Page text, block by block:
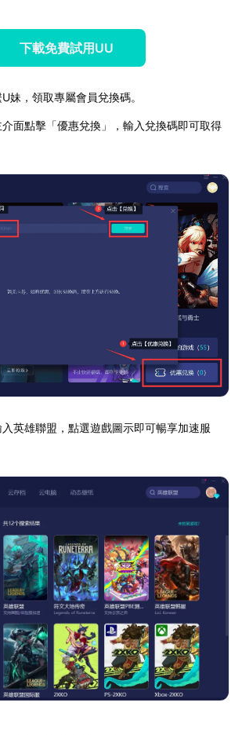
下載免費試用UU
妹，領取專屬會員兌換碼。
面點擊「優惠兌換」，輸入兌換碼即可取得
英雄聯盟，點選遊戲圖示即可暢享加速服